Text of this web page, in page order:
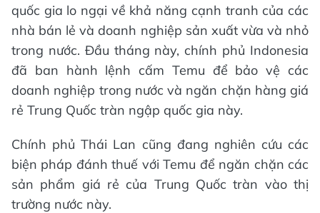
quốc gia lo ngại về khả năng cạnh tranh của các
nhà bán lẻ và doanh nghiệp sản xuất vừa và nhỏ
trong nước. Đầu tháng này, chính phủ Indonesia
đã ban hành lệnh cấm Temu để bảo vệ các
doanh nghiệp trong nước và ngăn chặn hàng giá
rẻ Trung Quốc tràn ngập quốc gia này.
Chính phủ Thái Lan cũng đang nghiên cứu các
biện pháp đánh thuế với Temu để ngăn chặn các
sản phẩm giá rẻ của Trung Quốc tràn vào thị
trường nước này.